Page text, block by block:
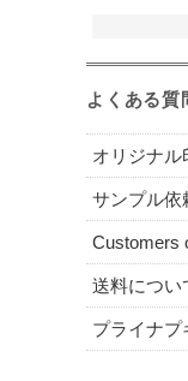
よくある質
オリジナル
サンプル依
Customers
送料につい
プライナプ